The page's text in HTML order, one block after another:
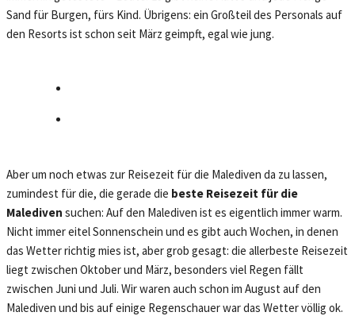
Sand für Burgen, fürs Kind. Übrigens: ein Großteil des Personals auf
den Resorts ist schon seit März geimpft, egal wie jung.
Aber um noch etwas zur Reisezeit für die Malediven da zu lassen,
zumindest für die, die gerade die beste Reisezeit für die
Malediven suchen: Auf den Malediven ist es eigentlich immer warm.
Nicht immer eitel Sonnenschein und es gibt auch Wochen, in denen
das Wetter richtig mies ist, aber grob gesagt: die allerbeste Reisezeit
liegt zwischen Oktober und März, besonders viel Regen fällt
zwischen Juni und Juli. Wir waren auch schon im August auf den
Malediven und bis auf einige Regenschauer war das Wetter völlig ok.